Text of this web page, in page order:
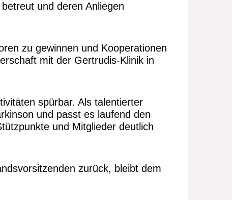
und deren Anliegen
zu gewinnen und Kooperationen
mit der Gertrudis-Klinik in
spürbar. Als talentierter
und passt es laufend den
und Mitglieder deutlich
zurück, bleibt dem